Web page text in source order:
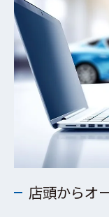
店頭からオ